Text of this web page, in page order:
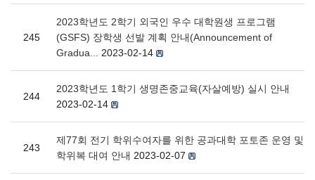
245
2023학년도 2학기 외국인 우수 대학원생 프로그램
(GSFS) 장학생 선발 계획 안내(Announcement of
Gradua...
2023-02-14
244
2023학년도 1학기 생명존중교육(자살예방) 실시 안내
2023-02-14
243
제77회 전기 학위수여자를 위한 공과대학 포토존 운영 및
학위복 대여 안내 2023-02-07